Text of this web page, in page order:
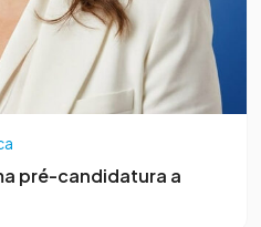
pré-candidatura a